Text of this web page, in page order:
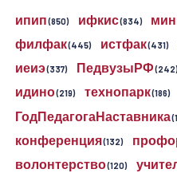
ипип(850) ифкис(834)
филфак(445) истфак(431)
иеиэ(337) ПедвузыРФ(242)
идино(219) технопарк(186)
ГодПедагогаНаставника
конференция(132)
волонтерство(120)